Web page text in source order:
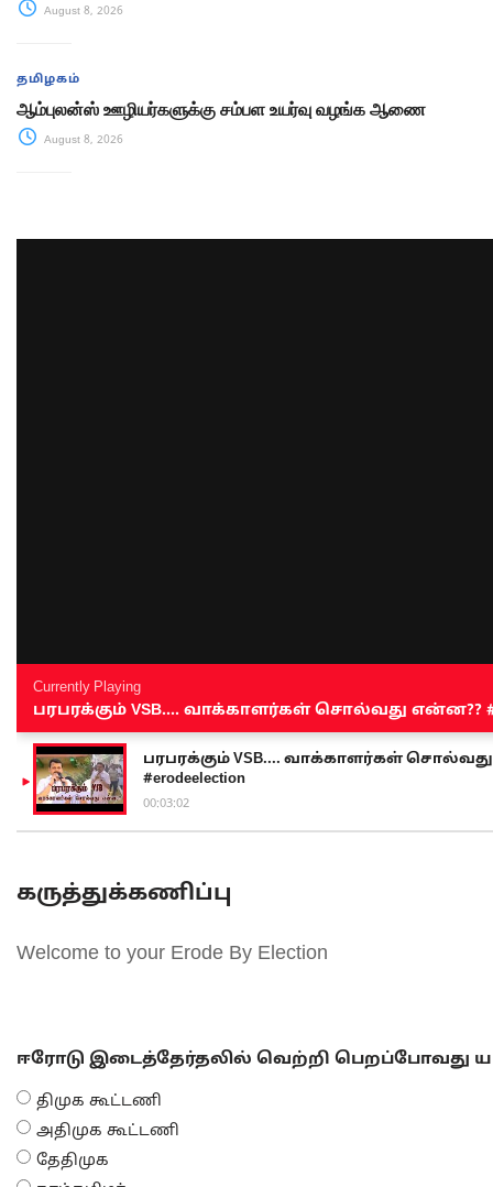
August 8, 2026
தமிழகம்
ஆம்புலன்ஸ் ஊழியர்களுக்கு சம்பள உயர்வு வழங்க ஆணை
August 8, 2026
Currently Playing
பரபரக்கும் VSB.... வாக்காளர்கள் சொல்வது என்ன??
பரபரக்கும் VSB.... வாக்காளர்கள் சொல்வது
#erodeelection
00:03:02
கருத்துக்கணிப்பு
Welcome to your Erode By Election
ஈரோடு இடைத்தேர்தலில் வெற்றி பெறப்போவது
திமுக கூட்டணி
அதிமுக கூட்டணி
தேதிமுக